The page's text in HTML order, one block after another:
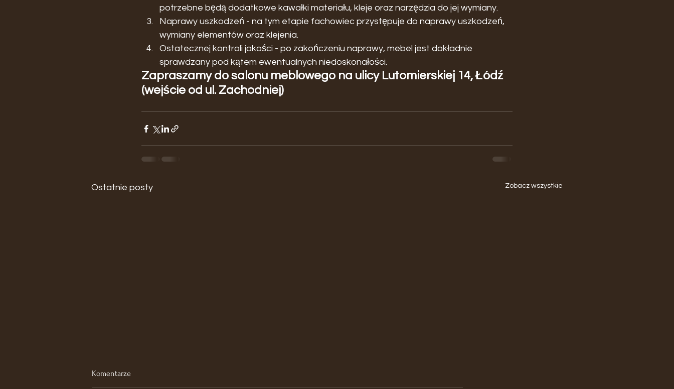
potrzebne będą dodatkowe kawałki materiału, kleje oraz narzędzia do jej wymiany.
Naprawy uszkodzeń - na tym etapie fachowiec przystępuje do naprawy uszkodzeń,
wymiany elementów oraz klejenia.
Ostatecznej kontroli jakości - po zakończeniu naprawy, mebel jest dokładnie
sprawdzany pod kątem ewentualnych niedoskonałości.
Zapraszamy do salonu meblowego na ulicy Lutomierskiej 14, Łódź
(wejście od ul. Zachodniej)
Ostatnie posty Zobacz wszystkie
Komentarze